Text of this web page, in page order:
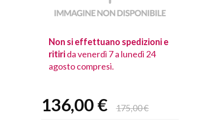
Non si effettuano spedizioni e
ritirida venerdì 7 a lunedì 24
agosto compresi.
136,00 € 175,00 €